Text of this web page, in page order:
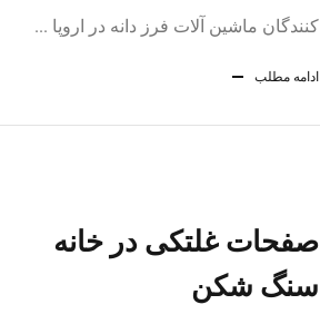
کنندگان ماشین آلات فرز دانه در اروپا ...
ادامه مطلب
صفحات غلتکی در خانه
سنگ شکن